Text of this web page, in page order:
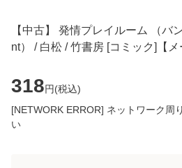
【中古】 発情プレイルーム （バ
nt） / 白松 / 竹書房 [コミック]【メ
318円(税込)
[NETWORK ERROR] ネットワーク周
い